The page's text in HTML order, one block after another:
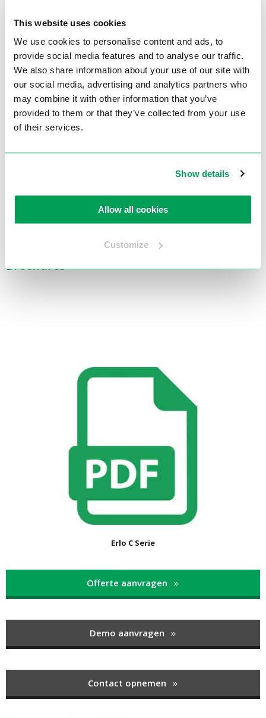
This website uses cookies
We use cookies to personalise content and ads, to
provide social media features and to analyse our traffic.
We also share information about your use of our site with
our social media, advertising and analytics partners who
may combine it with other information that you’ve
provided to them or that they’ve collected from your use
of their services.
Show details
Allow all cookies
Customize
Boorcapaciteit
Ø30 mm
Tapcapaciteit
M25
Boorspil MT
MT3
Uitlading
250 mm
Artikelnummer
230100031
Brochures
Erlo C Serie
Offerte aanvragen
Demo aanvragen
Contact opnemen